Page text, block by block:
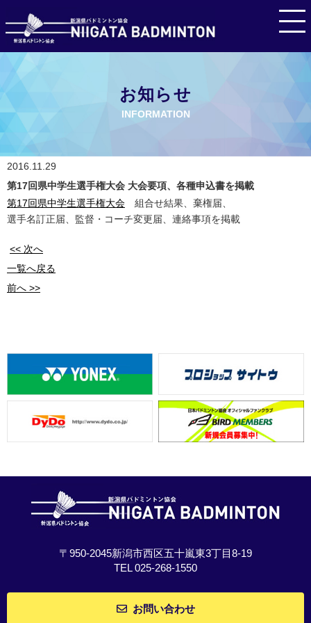
お知らせ
INFORMATION
2016.11.29
第17回県中学生選手権大会 大会要項、各種申込書を掲載
第17回県中学生選手権大会 組合せ結果、棄権届、
選手名訂正届、監督・コーチ変更届、連絡事項を掲載
<< 次へ
一覧へ戻る
前へ >>
〒950-2045新潟市西区五十嵐東3丁目8-19
TEL 025-268-1550
お問い合わせ